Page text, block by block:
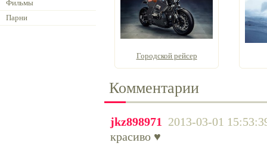
Фильмы
Парни
Городской рейсер
Комментарии
jkz898971
2013-03-01
красиво ♥